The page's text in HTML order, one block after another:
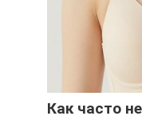
Как часто